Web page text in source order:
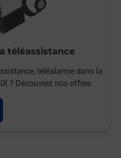
téléassistance
téléalarme dans la
? Découvrez nos offres.